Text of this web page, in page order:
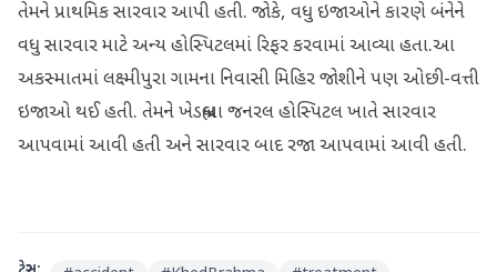
તેમને પ્રાથમિક સારવાર આપી હતી. જોકે, વધુ ઇજાઓને કારણે બંનેને
વધુ સારવાર માટે અન્ય હોસ્પિટલમાં રિફર કરવામાં આવ્યા હતા.આ
અકસ્માતમાં લક્ષ્મીપુરા ગામના નિવાસી મિહિર જોશીને પણ ઓછી-વત્તી
ઇજાઓ થઈ હતી. તેમને ખેડબ્રહ્મા જનરલ હોસ્પિટલ ખાતે સારવાર
આપવામાં આવી હતી અને સારવાર બાદ રજા આપવામાં આવી હતી.